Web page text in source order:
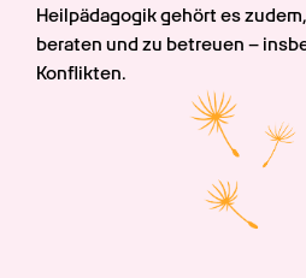
Heilpädagogik gehört es
beraten und zu betreuen –
Konflikten.